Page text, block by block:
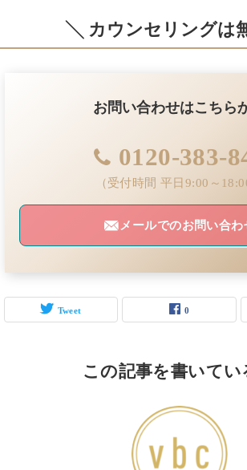
╲ カウンセリングは
お問い合わせはこちら
0120-383-
（受付時間 平日9:00～
メールでのお問い合わ
Tweet 0
この記事を書いてい